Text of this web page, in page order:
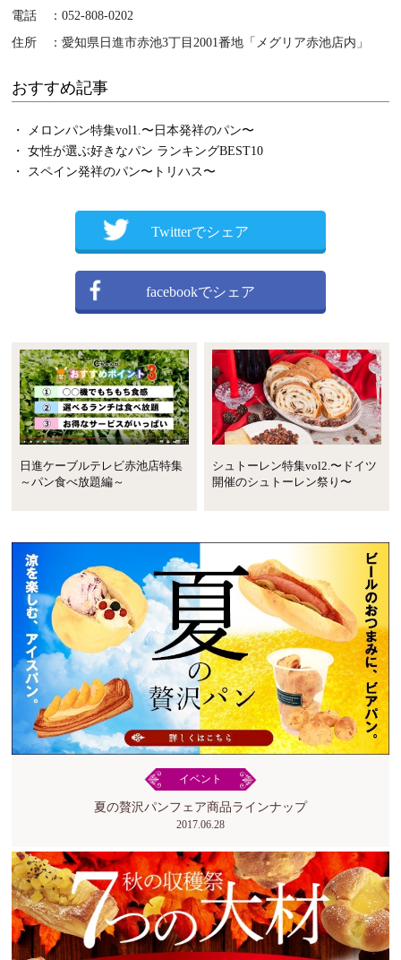
電話 ：052-808-0202
住所 ：愛知県日進市赤池3丁目2001番地「メグリア赤池店内」
おすすめ記事
・ メロンパン特集vol1.〜日本発祥のパン〜
・ 女性が選ぶ好きなパン ランキングBEST10
・ スペイン発祥のパン〜トリハス〜
Twitterでシェア
facebookでシェア
日進ケーブルテレビ赤池店特集
～パン食べ放題編～
シュトーレン特集vol2.〜ドイツ
開催のシュトーレン祭り〜
イベント
夏の贅沢パンフェア商品ラインナップ
2017.06.28